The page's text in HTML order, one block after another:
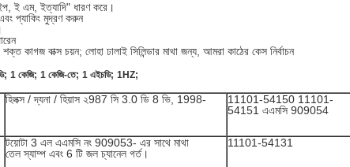
ই এম, ইত্যাদি" ধারণ করে।
প্যাকিং মুদ্রণ করুন
কাগজ বাক্স চয়ন; লোহা ঢালাই সিলিন্ডার মাথা জন্য, আমরা কাঠের কেস নির্বাচন
1 কেজি; 1 কেজি-তে; 1 এইচডি; 1HZ;
হিলক্স / দ্যনা / হিয়াস ২987 সি 3.0 ডি 8 ভি, 1998-
11101-54150 11101-
54151 এএমসি 909054
টয়োটা 3 এল এএমসি নং 909053- এর সাথে মাথা
তেল স্যাম্প এবং 6 টি জল চ্যানেল গর্ত।
11101-54131